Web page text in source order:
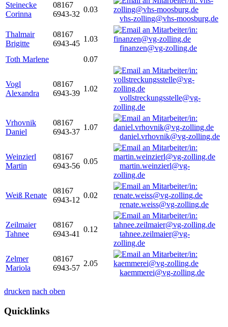
Steinecke
Corinna
08167
6943-32
0.03
vhs-zolling@vhs-moosburg.de
Thalmair
Brigitte
08167
6943-45
1.03
finanzen@vg-zolling.de
Toth Marlene
0.07
Vogl
Alexandra
08167
6943-39
1.02
vollstreckungsstelle@vg-
zolling.de
Vrhovnik
Daniel
08167
6943-37
1.07
daniel.vrhovnik@vg-zolling.de
Weinzierl
Martin
08167
6943-56
0.05
martin.weinzierl@vg-
zolling.de
Weiß Renate
08167
6943-12
0.02
renate.weiss@vg-zolling.de
Zeilmaier
Tahnee
08167
6943-41
0.12
tahnee.zeilmaier@vg-
zolling.de
Zelmer
Mariola
08167
6943-57
2.05
kaemmerei@vg-zolling.de
drucken nach oben
Quicklinks